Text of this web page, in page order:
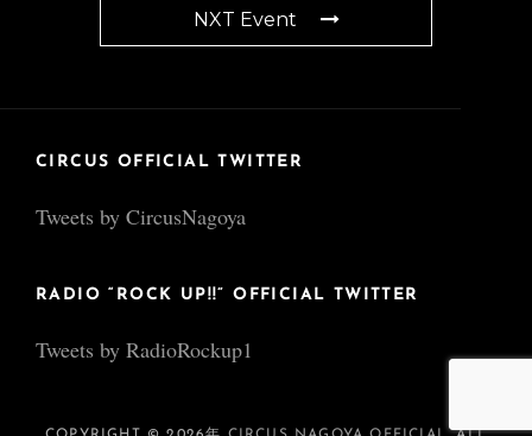
NXT Event
CIRCUS OFFICIAL TWITTER
Tweets by CircusNagoya
RADIO “ROCK UP!!” OFFICIAL TWITTER
Tweets by RadioRockup1